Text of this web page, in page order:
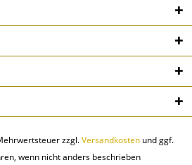
zzgl.Versandkosten und ggf.
wenn nicht anders beschrieben